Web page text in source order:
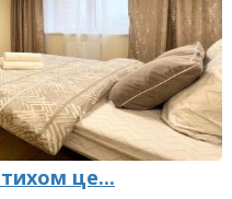
це...